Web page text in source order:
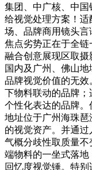
集团、中广核、中国
给视觉处理方案！适
场、品牌商用镜头
焦点劣势正在于全
融合创意展现区取摄
国内及广州、佛山
品牌视觉价值的无
下物料联动的品牌；
个性化表达的品牌
地址位于广州海珠
的视觉资产。并通
气概分歧性取质量
端物料的一坐式落
回忆度视觉锤。特